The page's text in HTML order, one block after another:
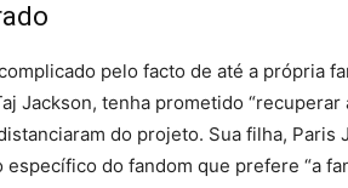
pelo facto de até a própria
Jackson, tenha prometido “recuperar
do projeto. Sua filha,
do fandom que prefere “a